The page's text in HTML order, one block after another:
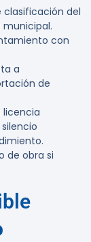
clasificación del
municipal.
con
a
de
licencia
de obra si